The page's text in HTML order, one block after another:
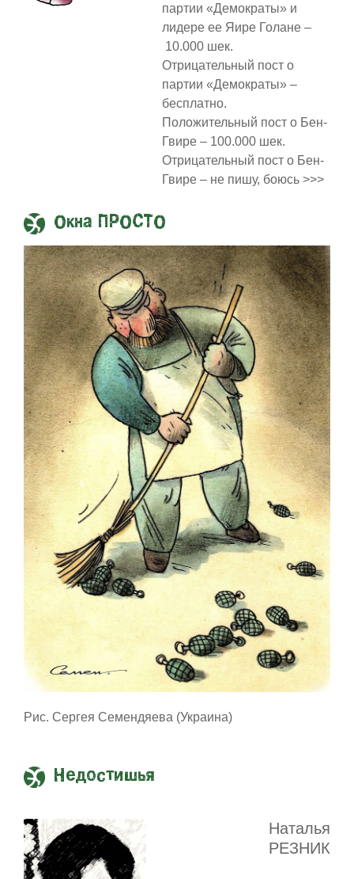
партии «Демократы» и
лидере ее Яире Голане –
10.000 шек.
Отрицательный пост о
партии «Демократы» –
бесплатно.
Положительный пост о Бен-
Гвире – 100.000 шек.
Отрицательный пост о Бен-
Гвире – не пишу, боюсь >>>
Окна ПРОСТО
Рис. Сергея Семендяева (Украина)
Недостишья
Наталья
РЕЗНИК